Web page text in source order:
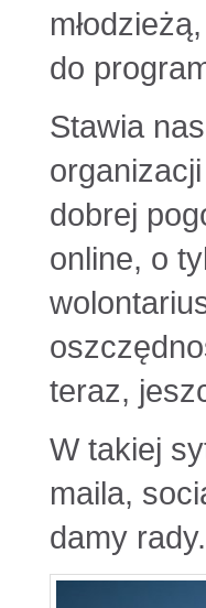
do
Stawia
dobrej
online, o
teraz,
W takiej
maila,
damy rady.